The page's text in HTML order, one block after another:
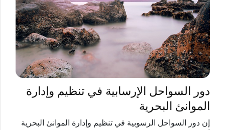
دور السواحل الإرسابية في تنظيم وإدارة
الموانئ البحرية
إن دور السواحل الرسوبية في تنظيم وإدارة الموانئ البحرية